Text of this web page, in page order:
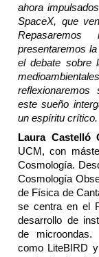
ahora
SpaceX, que
Repasaremos
presentaremos
el debate sobre
medioamb
este sueño in
un espíritu crítico.
Laura Castelló
UCM, con
Cosmología. Des
Cosmología
de Física de
se centra en el
desarrollo de
de microondas.
como LiteBIRD